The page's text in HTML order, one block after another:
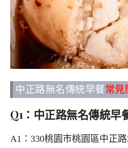
中正路無名傳統早餐常見
Q1：中正路無名傳統早
A1：330桃園市桃園區中正